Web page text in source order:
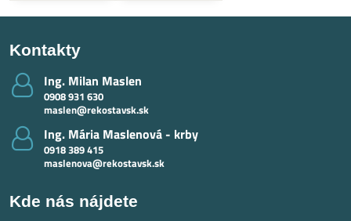
Kontakty
Ing​. Milan Maslen
0908 931 630
maslen@rekostavsk.sk
Ing​. Mária Maslenová - krby
0918 389 415
maslenova@rekostavsk.sk
Kde nás nájdete